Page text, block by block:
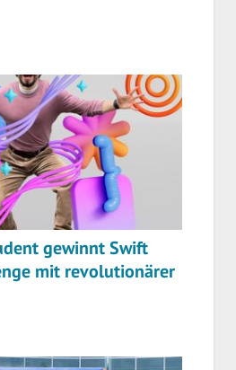
gewinnt Swift
mit revolutionärer